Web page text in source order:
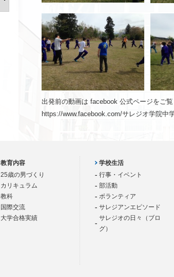
出発前の動画は facebook 公式ページをご覧
https://www.facebook.com/サレジオ学院中
教育内容
25歳の男づくり
カリキュラム
教科
国際交流
大学合格実績
学校生活
行事・イベント
部活動
ボランティア
サレジアンエピソード
サレジオの日々（ブロ
グ）